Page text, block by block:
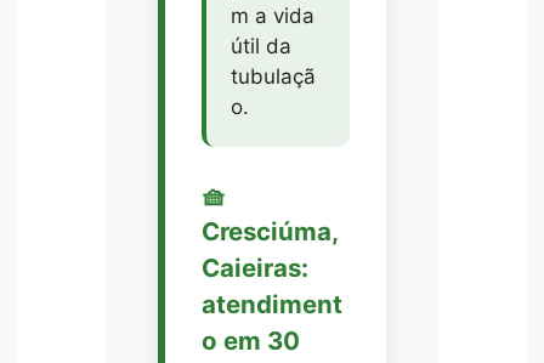
m a vida
útil da
tubulaçã
o.
🧺
Cresciúma,
Caieiras:
atendiment
o em 30